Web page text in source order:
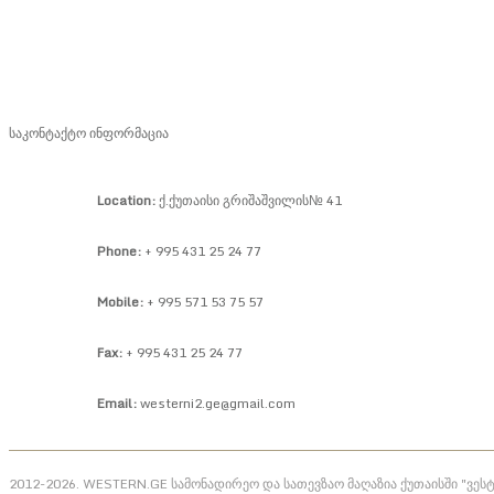
საკონტაქტო ინფორმაცია
Location:ქ.ქუთაისი გრიშაშვილის№ 41
Phone: + 995 431 25 24 77
Mobile: + 995 571 53 75 57
Fax: + 995 431 25 24 77
Email:westerni2.ge@gmail.com
2012-2026. WESTERN.GE სამონადირეო და სათევზაო მაღაზია ქუთაისში